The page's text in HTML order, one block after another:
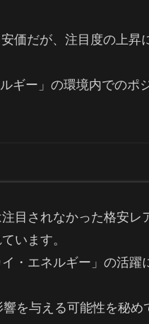
価だが、注目度の上昇
ギー」の環境内での
注目されなかった格安
います。
・エネルギー」の活
を与える可能性を秘